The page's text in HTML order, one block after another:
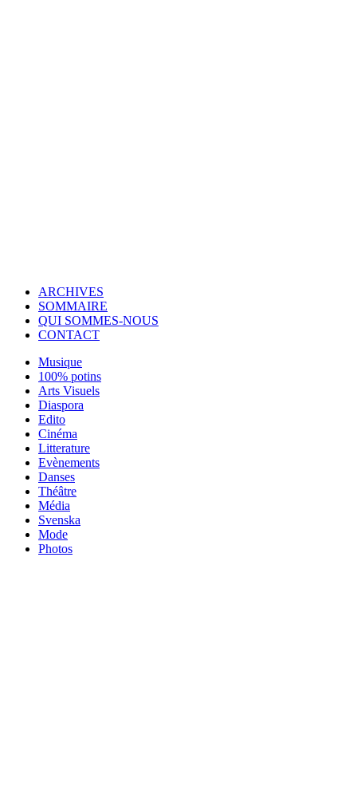
ARCHIVES
SOMMAIRE
QUI SOMMES-NOUS
CONTACT
Musique
100% potins
Arts Visuels
Diaspora
Edito
Cinéma
Litterature
Evènements
Danses
Théâtre
Média
Svenska
Mode
Photos